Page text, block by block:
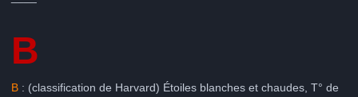
B
B : (classification de Harvard) Étoiles blanches et chaudes, T° de